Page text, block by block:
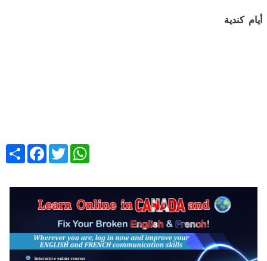
أيام كندية
Share
FacebookTwitter
WhatsApp